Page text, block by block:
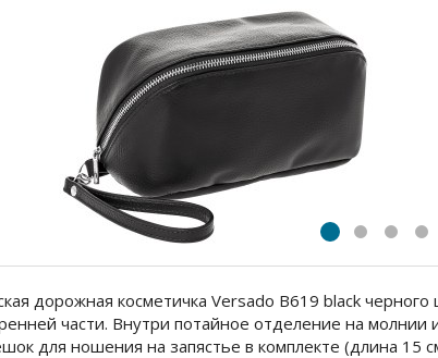
дорожная косметичка Versado B619 black
части. Внутри потайное отделение на
для ношения на запястье в комплекте (длина 15